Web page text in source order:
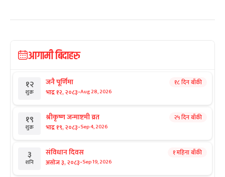
आगामी बिदाहरु
१२
शुक्र
जनै पूर्णिमा
भाद्र १२, २०८३-Aug 28, 2026
१८ दिन बाँकी
१९
शुक्र
श्रीकृष्ण जन्माष्टमी व्रत
भाद्र १९, २०८३-Sep 4, 2026
२५ दिन बाँकी
३
शनि
संविधान दिवस
असोज ३, २०८३-Sep 19, 2026
१ महिना बाँकी